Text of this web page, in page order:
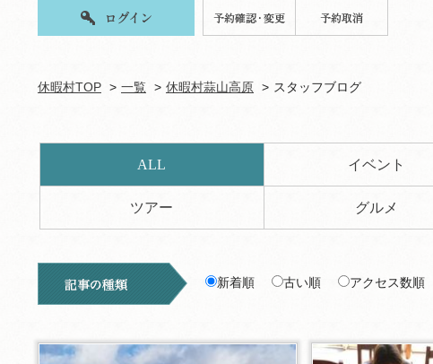
休暇村TOP 一覧 休暇村蒜山高原 スタッフブログ
ALL イベント
ツアー グルメ
新着順 古い順 アクセス数順